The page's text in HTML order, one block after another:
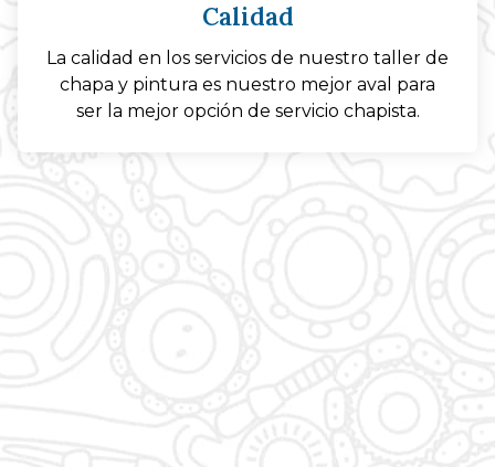
Calidad
La calidad en los servicios de nuestro taller de
chapa y pintura es nuestro mejor aval para
ser la mejor opción de servicio chapista.